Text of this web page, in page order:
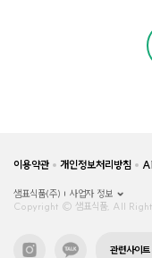
이용약관 개인정보처리방침
샘표식품(주)
사업자 정보
Copyright © 샘표식품, All
관련사이트